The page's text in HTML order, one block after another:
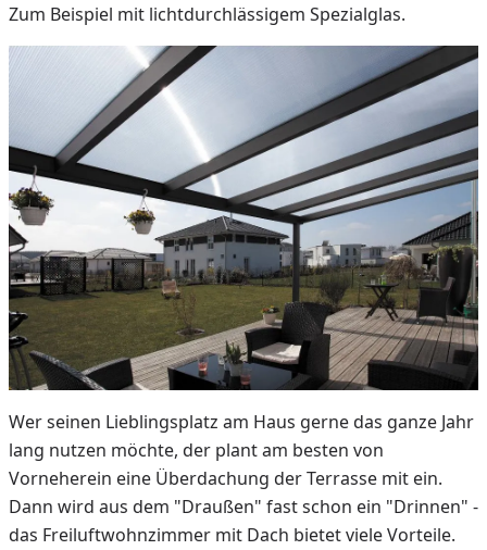
Zum Beispiel mit lichtdurchlässigem Spezialglas.
Wer seinen Lieblingsplatz am Haus gerne das ganze Jahr
lang nutzen möchte, der plant am besten von
Vorneherein eine Überdachung der Terrasse mit ein.
Dann wird aus dem "Draußen" fast schon ein "Drinnen" -
das Freiluftwohnzimmer mit Dach bietet viele Vorteile.